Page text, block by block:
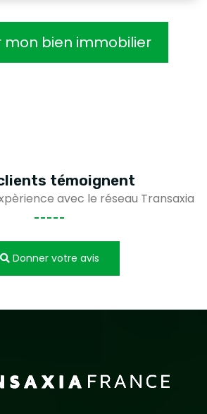
mon bien immobilier
témoignent
avec le réseau Transaxia
Donner votre avis